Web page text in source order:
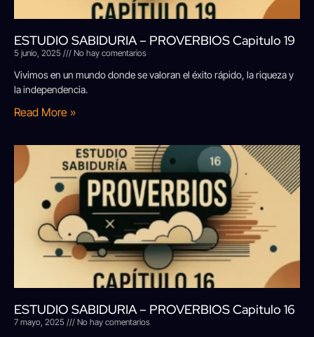
ESTUDIO SABIDURIA – PROVERBIOS Capitulo 19
5 junio, 2025 No hay comentarios
Vivimos en un mundo donde se valoran el éxito rápido, la riqueza y
la independencia.
Read More »
ESTUDIO SABIDURIA – PROVERBIOS Capitulo 16
7 mayo, 2025 No hay comentarios